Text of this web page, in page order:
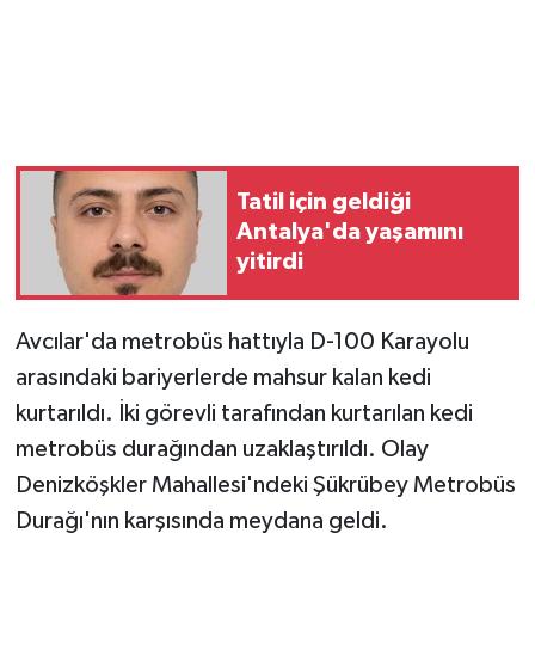
Tatil için geldiği
Antalya'da yaşamını
yitirdi
Avcılar'da metrobüs hattıyla D-100 Karayolu
arasındaki bariyerlerde mahsur kalan kedi
kurtarıldı. İki görevli tarafından kurtarılan kedi
metrobüs durağından uzaklaştırıldı. Olay
Denizköşkler Mahallesi'ndeki Şükrübey Metrobüs
Durağı'nın karşısında meydana geldi.